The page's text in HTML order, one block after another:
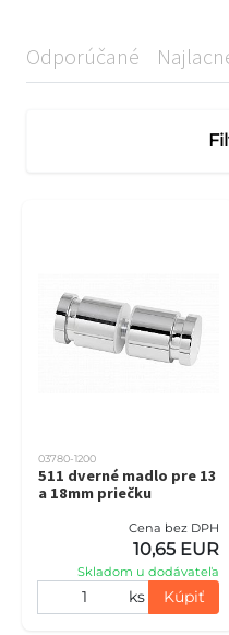
Odporúčané
03780-1200
511 dverné madlo pre 13
a 18mm priečku
Cena bez DPH
10,65 EUR
Skladom u dodávateľa
ks Kúpiť